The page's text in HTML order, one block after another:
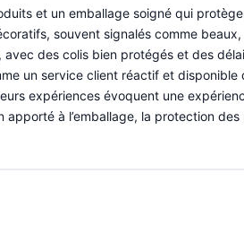
et un emballage soigné qui
souvent signalés comme
des colis bien protégés et des
un service client réactif et
expériences évoquent une
apporté à l’emballage, la protection